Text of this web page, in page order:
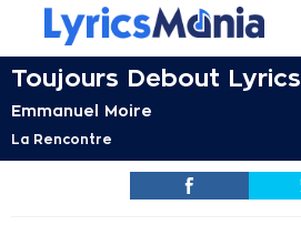
Toujours Debout Lyrics
Emmanuel Moire
La Rencontre